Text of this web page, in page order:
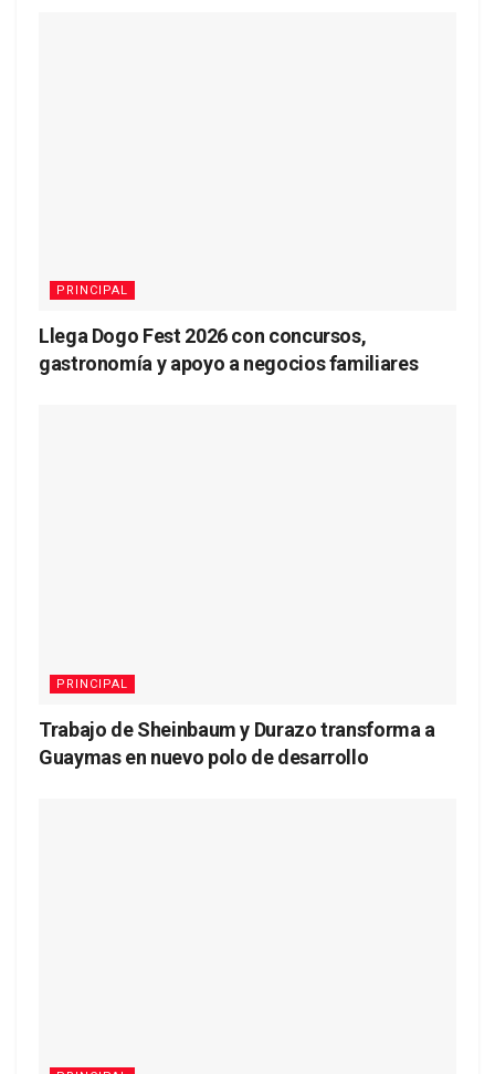
PRINCIPAL
Llega Dogo Fest 2026 con concursos,
gastronomía y apoyo a negocios familiares
PRINCIPAL
Trabajo de Sheinbaum y Durazo transforma a
Guaymas en nuevo polo de desarrollo